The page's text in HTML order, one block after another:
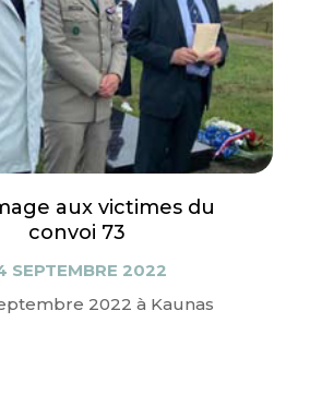
aux victimes du
convoi 73
SEPTEMBRE 2022
2022 à Kaunas